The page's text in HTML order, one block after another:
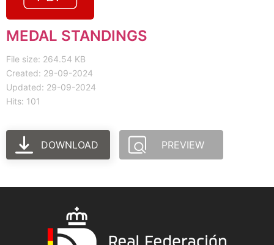
MEDAL STANDINGS
File size: 264.54 KB
Created: 29-09-2024
Updated: 29-09-2024
Hits: 101
DOWNLOAD PREVIEW